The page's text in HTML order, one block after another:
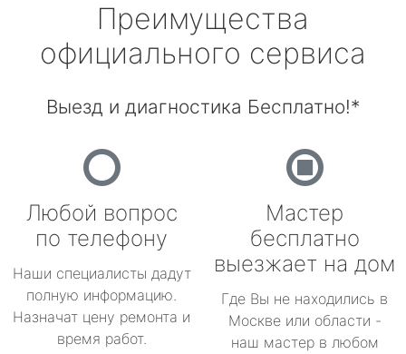
Преимущества
официального сервиса
Выезд и диагностика Бесплатно!*
Любой вопрос
по телефону
Наши специалисты дадут
полную информацию.
Назначат цену ремонта и
время работ.
Мастер
бесплатно
выезжает на дом
Где Вы не находились в
Москве или области -
наш мастер в любом